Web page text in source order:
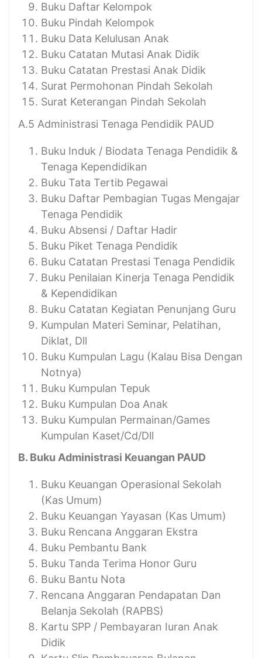
Buku Daftar Kelompok
Buku Pindah Kelompok
Buku Data Kelulusan Anak
Buku Catatan Mutasi Anak Didik
Buku Catatan Prestasi Anak Didik
Surat Permohonan Pindah Sekolah
Surat Keterangan Pindah Sekolah
A.5 Administrasi Tenaga Pendidik PAUD
Buku Induk / Biodata Tenaga Pendidik &
Tenaga Kependidikan
Buku Tata Tertib Pegawai
Buku Daftar Pembagian Tugas Mengajar
Tenaga Pendidik
Buku Absensi / Daftar Hadir
Buku Piket Tenaga Pendidik
Buku Catatan Prestasi Tenaga Pendidik
Buku Penilaian Kinerja Tenaga Pendidik
& Kependidikan
Buku Catatan Kegiatan Penunjang Guru
Kumpulan Materi Seminar, Pelatihan,
Diklat, Dll
Buku Kumpulan Lagu (Kalau Bisa Dengan
Notnya)
Buku Kumpulan Tepuk
Buku Kumpulan Doa Anak
Buku Kumpulan Permainan/Games
Kumpulan Kaset/Cd/Dll
B. Buku Administrasi Keuangan PAUD
Buku Keuangan Operasional Sekolah
(Kas Umum)
Buku Keuangan Yayasan (Kas Umum)
Buku Rencana Anggaran Ekstra
Buku Pembantu Bank
Buku Tanda Terima Honor Guru
Buku Bantu Nota
Rencana Anggaran Pendapatan Dan
Belanja Sekolah (RAPBS)
Kartu SPP / Pembayaran Iuran Anak
Didik